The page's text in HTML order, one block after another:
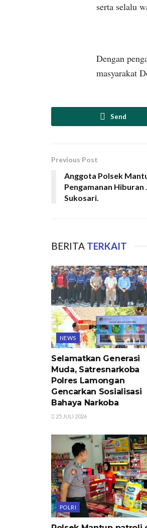
serta selalu
Dengan
masyarakat
Send
Previous Post
Anggota Polsek
Pengamanan Hiburan
Sukosari.
BERITA TERKAIT
NEWS
Selamatkan Generasi
Muda, Satresnarkoba
Polres Lamongan
Gencarkan Sosialisasi
Bahaya Narkoba
25 JULI 2026
POLRI